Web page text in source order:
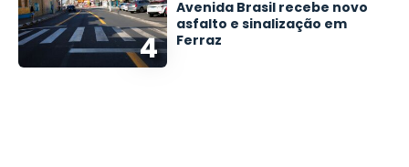
4
Avenida Brasil recebe novo
asfalto e sinalização em
Ferraz